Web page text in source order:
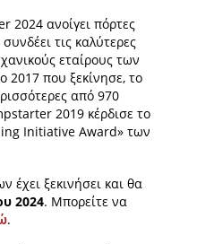
2024 ανοίγει πόρτες
τις καλύτερες
εταίρους των
2017 που ξεκίνησε, το
από 970
2019 κέρδισε το
Initiative Award» των
έχει ξεκινήσει και θα
2024. Μπορείτε να
.